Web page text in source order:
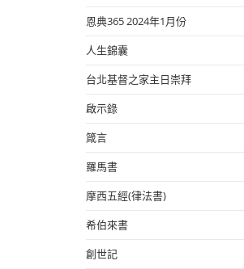
恩典365 2024年1月份
人生錦囊
台北基督之家主日崇拜
啟示錄
箴言
羅馬書
摩西五經(律法書)
希伯來書
創世記